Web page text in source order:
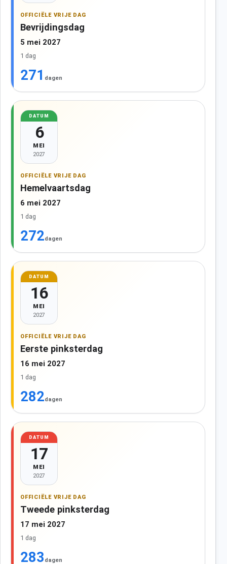
OFFICIËLE VRIJE DAG
Bevrijdingsdag
5 mei 2027
1 dag
271 dagen
DATUM
6
MEI
2027
OFFICIËLE VRIJE DAG
Hemelvaartsdag
6 mei 2027
1 dag
272dagen
DATUM
16
MEI
2027
OFFICIËLE VRIJE DAG
Eerste pinksterdag
16 mei 2027
1 dag
282dagen
DATUM
17
MEI
2027
OFFICIËLE VRIJE DAG
Tweede pinksterdag
17 mei 2027
1 dag
283 dagen